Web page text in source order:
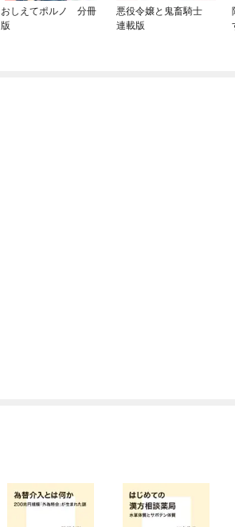
おしえてポルノ 分冊
版
悪役令嬢と鬼畜騎士
連載版